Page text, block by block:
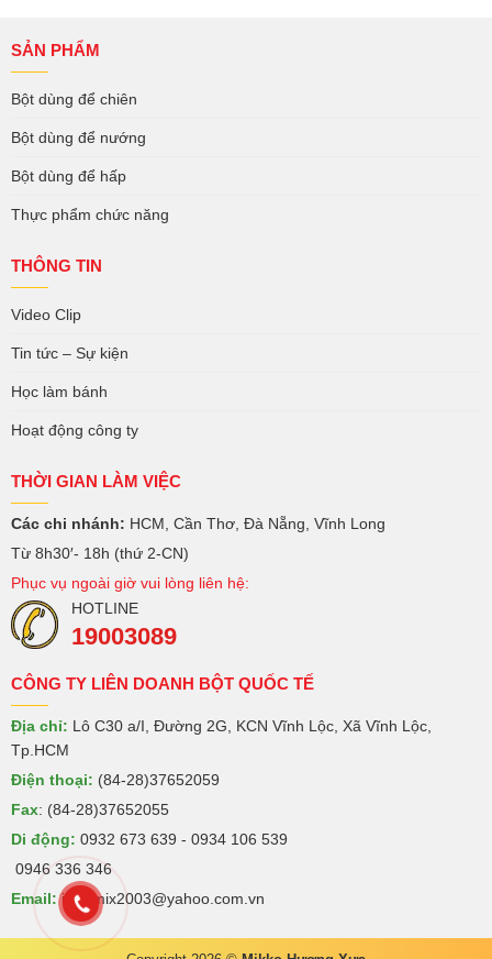
SẢN PHẨM
Bột dùng để chiên
Bột dùng để nướng
Bột dùng để hấp
Thực phẩm chức năng
THÔNG TIN
Video Clip
Tin tức – Sự kiện
Học làm bánh
Hoạt động công ty
THỜI GIAN LÀM VIỆC
Các chi nhánh: HCM, Cần Thơ, Đà Nẵng, Vĩnh Long
Từ 8h30′- 18h (thứ 2-CN)
Phục vụ ngoài giờ vui lòng liên hệ:
HOTLINE
19003089
CÔNG TY LIÊN DOANH BỘT QUỐC TẾ
Địa chỉ: Lô C30 a/I, Đường 2G, KCN Vĩnh Lộc, Xã Vĩnh Lộc,
Tp.HCM
Điện thoại: (84-28)37652059
Fax: (84-28)37652055
Di động: 0932 673 639 - 0934 106 539
0946 336 346
Email:intermix2003@yahoo.com.vn